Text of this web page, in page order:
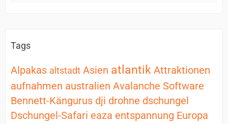
Tags
Alpakas altstadt Asien atlantik Attraktionen
aufnahmen australien Avalanche Software
Bennett-Kängurus dji drohne dschungel
Dschungel-Safari eaza entspannung Europa